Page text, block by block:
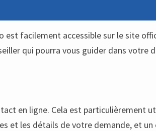
facilement accessible sur le site
qui pourra vous guider dans votre
en ligne. Cela est particulièrement
et les détails de votre demande, et